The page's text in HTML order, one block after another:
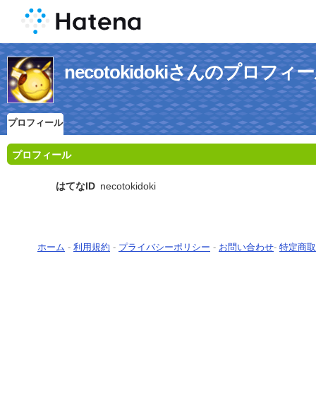
necotokidokiさんのプロフィ
プロフィール
プロフィール
はてなID necotokidoki
ホーム - 利用規約 - プライバシーポリシー - お問い合わせ- 特定商